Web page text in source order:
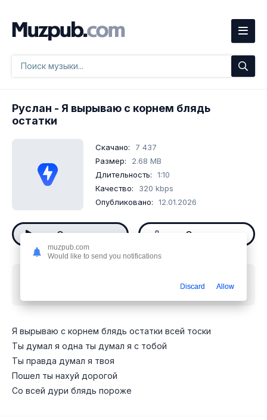
Руслан - Я вырываю с корнем блядь
остатки
Скачано:
7 437
Размер:
2.68 MB
Длительность:
1:10
Качество:
320 kbps
Опубликовано:
12.01.2026
Слушать Скачать
Я вырываю с корнем блядь остатки всей тоски
Ты думал я одна ты думал я с тобой
Ты правда думал я твоя
Пошел ты нахуй дорогой
Со всей дури блядь пороже
muzpub.com
Would like to send you notifications
Discard Allow